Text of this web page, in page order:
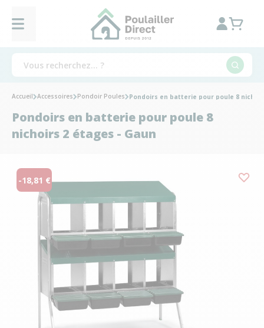
Accueil Accessoires Pondoir Poules Pondoirs en batterie pour poule 8
Pondoirs en batterie pour poule 8
nichoirs 2 étages - Gaun
-18,81 €